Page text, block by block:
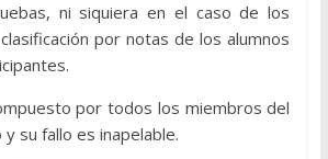
ni siquiera en el caso de los
por notas de los alumnos
por todos los miembros del
su fallo es inapelable.